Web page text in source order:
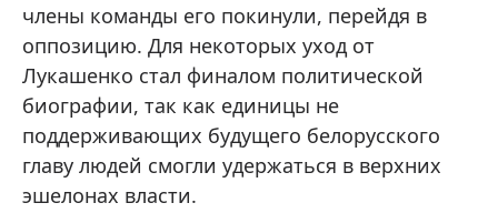
члены команды его покинули, перейдя в
оппозицию. Для некоторых уход от
Лукашенко стал финалом политической
биографии, так как единицы не
поддерживающих будущего белорусского
главу людей смогли удержаться в верхних
эшелонах власти.